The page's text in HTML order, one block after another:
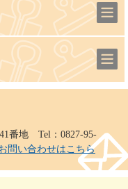
番地 Tel：0827-95-
問い合わせはこちら